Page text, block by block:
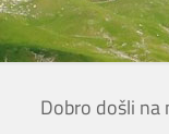
Dobro došli na